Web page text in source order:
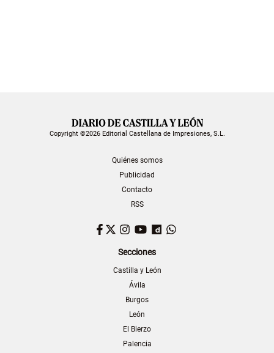
Copyright ©2026 Editorial Castellana de Impresiones, S.L.
Quiénes somos
Publicidad
Contacto
RSS
Facebook
TwitterInstagram
YouTubeDailymotion
Secciones
Castilla y León
Ávila
Burgos
León
El Bierzo
Palencia